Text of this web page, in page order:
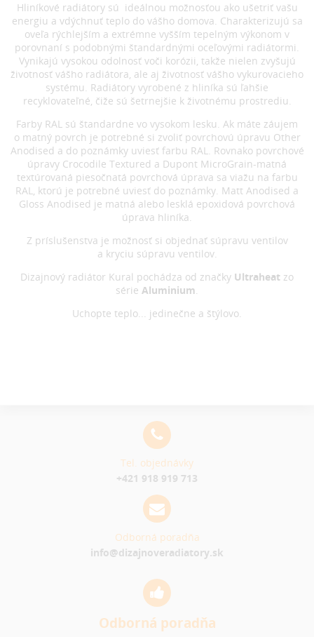
Hliníkové radiátory sú ideálnou možnosťou ako ušetriť vašu
energiu a vdýchnuť teplo do vášho domova. Charakterizujú sa
oveľa rýchlejším a extrémne vyšším tepelným výkonom v
porovnaní s podobnými štandardnými oceľovými radiátormi.
Vynikajú vysokou odolnosť voči korózii, takže nielen zvyšujú
životnosť vášho radiátora, ale aj životnosť vášho vykurovacieho
systému. Radiátory vyrobené z hliníka sú ľahšie
recyklovateľné, čiže sú šetrnejšie k životnému prostrediu.
Farby RAL sú štandardne vo vysokom lesku. Ak máte záujem
o matný povrch je potrebné si zvoliť povrchovú úpravu Other
Anodised a do poznámky uviesť farbu RAL. Rovnako povrchové
úpravy Crocodile Textured a Dupont MicroGrain-matná
textúrovaná piesočnatá povrchová úprava sa viažu na farbu
RAL, ktorú je potrebné uviesť do poznámky. Matt Anodised a
Gloss Anodised je matná alebo lesklá epoxidová povrchová
úprava hliníka.
Z príslušenstva je možnosť si objednať súpravu ventilov
a kryciu súpravu ventilov.
Dizajnový radiátor Kural pochádza od značky Ultraheat zo
série Aluminium.
Uchopte teplo... jedinečne a štýlovo.
Tel. objednávky
+421 918 919 713
Odborná poradňa
info@dizajnoveradiatory.sk
Odborná poradňa